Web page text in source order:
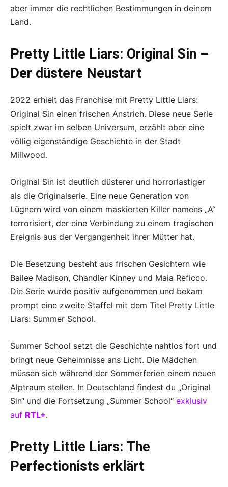
aber immer die rechtlichen Bestimmungen in deinem
Land.
Pretty Little Liars: Original Sin –
Der düstere Neustart
2022 erhielt das Franchise mit Pretty Little Liars:
Original Sin einen frischen Anstrich. Diese neue Serie
spielt zwar im selben Universum, erzählt aber eine
völlig eigenständige Geschichte in der Stadt
Millwood.
Original Sin ist deutlich düsterer und horrorlastiger
als die Originalserie. Eine neue Generation von
Lügnern wird von einem maskierten Killer namens „A“
terrorisiert, der eine Verbindung zu einem tragischen
Ereignis aus der Vergangenheit ihrer Mütter hat.
Die Besetzung besteht aus frischen Gesichtern wie
Bailee Madison, Chandler Kinney und Maia Reficco.
Die Serie wurde positiv aufgenommen und bekam
prompt eine zweite Staffel mit dem Titel Pretty Little
Liars: Summer School.
Summer School setzt die Geschichte nahtlos fort und
bringt neue Geheimnisse ans Licht. Die Mädchen
müssen sich während der Sommerferien einem neuen
Alptraum stellen. In Deutschland findest du „Original
Sin“ und die Fortsetzung „Summer School“ exklusiv
auf RTL+.
Pretty Little Liars: The
Perfectionists erklärt